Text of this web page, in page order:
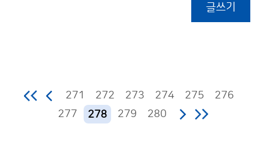
글쓰기
271 272 273 274 275
276
277
278 279 280